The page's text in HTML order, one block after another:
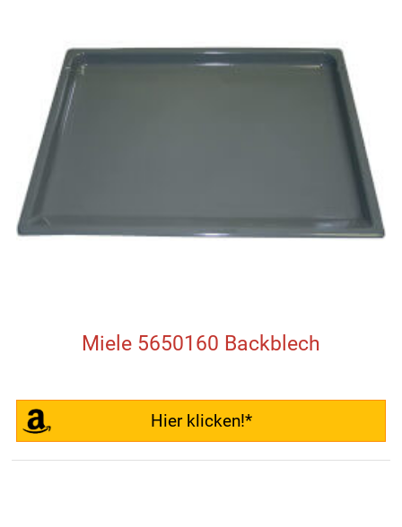
Miele 5650160 Backblech
Hier klicken!*